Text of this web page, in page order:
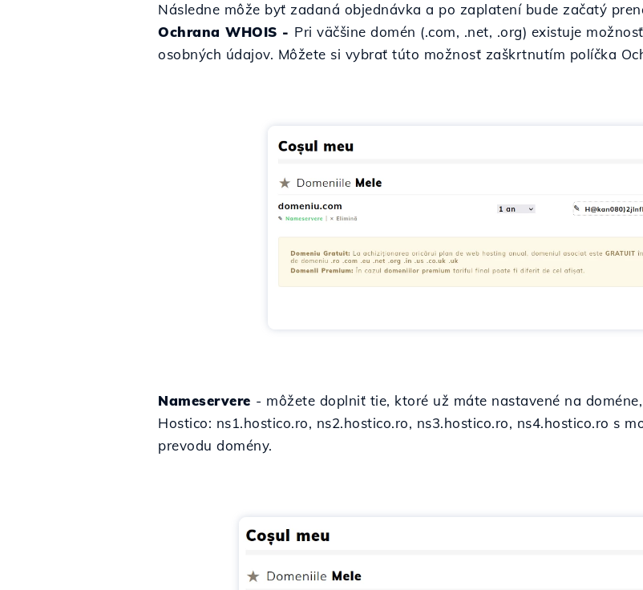
Následne môže byť zadaná objednávka a po zaplatení bude začatý
Ochrana WHOIS - Pri väčšine domén (.com, .net, .org) existuje
osobných údajov. Môžete si vybrať túto možnosť zaškrtnutím políčka
Nameservere - môžete doplniť tie, ktoré už máte nastavené na
Hostico: ns1.hostico.ro, ns2.hostico.ro, ns3.hostico.ro, ns4.hostico.ro s
prevodu domény.